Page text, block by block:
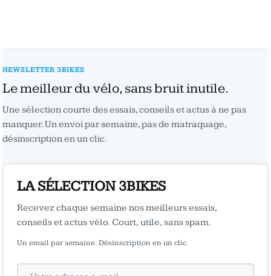
NEWSLETTER 3BIKES
Le meilleur du vélo, sans bruit inutile.
Une sélection courte des essais, conseils et actus à ne pas
manquer. Un envoi par semaine, pas de matraquage,
désinscription en un clic.
LA SÉLECTION 3BIKES
Recevez chaque semaine nos meilleurs essais,
conseils et actus vélo. Court, utile, sans spam.
Un email par semaine. Désinscription en un clic.